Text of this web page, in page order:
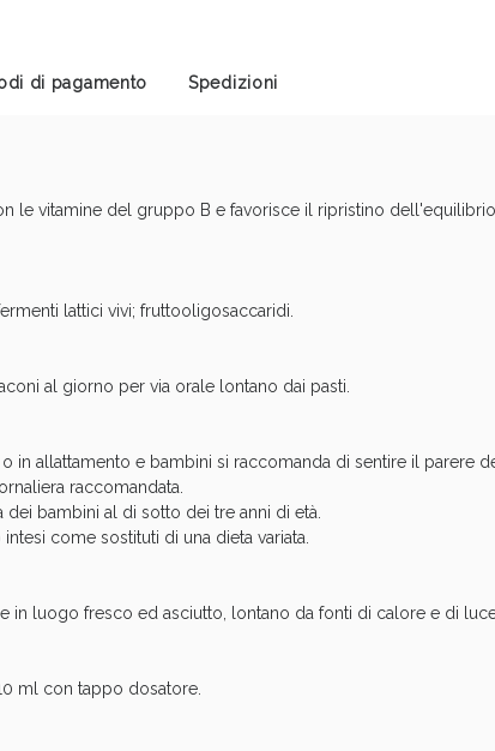
di pagamento Spedizioni
le vitamine del gruppo B e favorisce il ripristino
lattici vivi; fruttooligosaccaridi.
al giorno per via orale lontano dai pasti.
in allattamento e bambini si raccomanda di sentire il parere
raccomandata.
dei bambini al di sotto dei tre anni di età.
come sostituti di una dieta variata.
in luogo fresco ed asciutto, lontano da fonti di calore e di
ml con tappo dosatore.
Anticellulite e Fanghi: Sconto fino